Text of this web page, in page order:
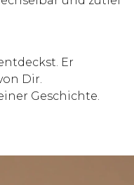
Er
Dir.
Geschichte.